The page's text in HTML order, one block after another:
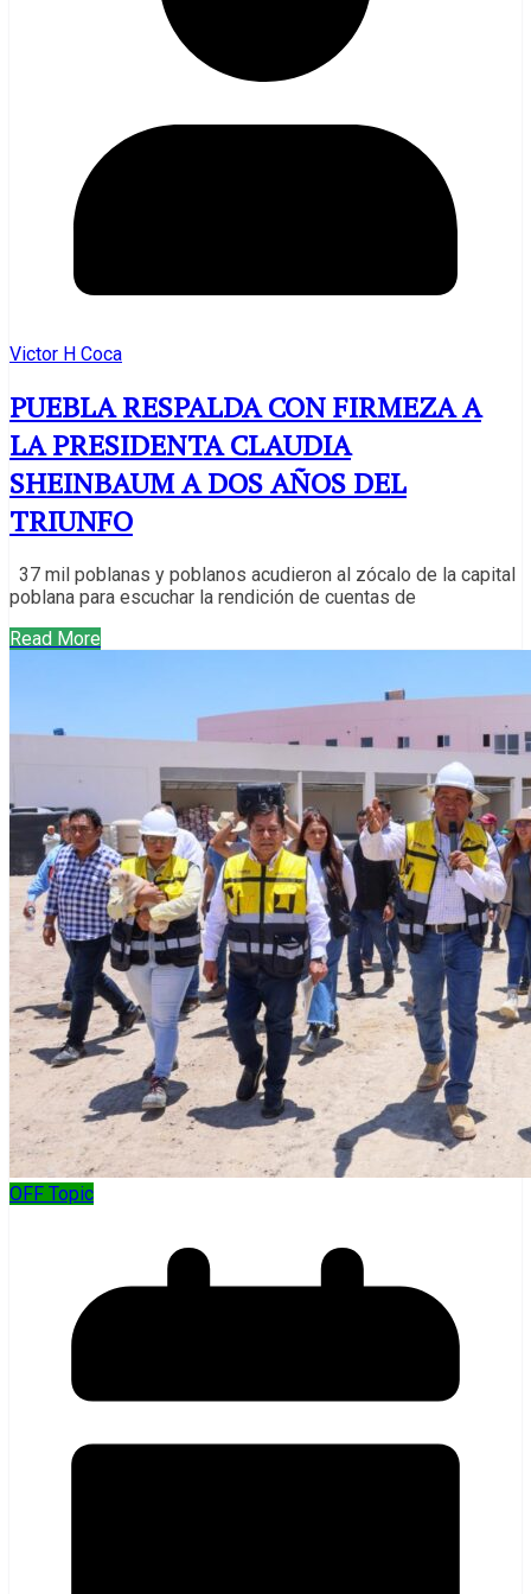
Victor H Coca
PUEBLA RESPALDA CON FIRMEZA A
LA PRESIDENTA CLAUDIA
SHEINBAUM A DOS AÑOS DEL
TRIUNFO
37 mil poblanas y poblanos acudieron al zócalo de la capital
poblana para escuchar la rendición de cuentas de
Read More
OFF Topic